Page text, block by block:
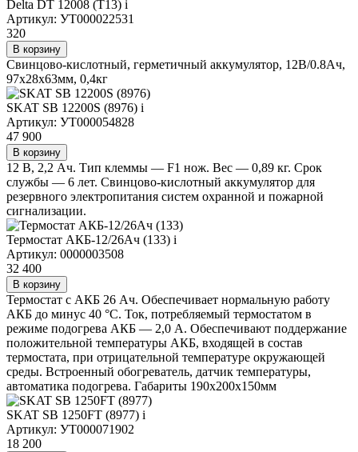
Delta DT 12008 (T13) i
Артикул: УТ000022531
320
В корзину
Свинцово-кислотный, герметичный аккумулятор, 12В/0.8Ач,
97х28х63мм, 0,4кг
SKAT SB 12200S (8976) i
Артикул: УТ000054828
47 900
В корзину
12 В, 2,2 Ач. Тип клеммы — F1 нож. Вес — 0,89 кг. Срок
службы — 6 лет. Свинцово-кислотный аккумулятор для
резервного электропитания систем охранной и пожарной
сигнализации.
Термостат АКБ-12/26Ач (133) i
Артикул: 0000003508
32 400
В корзину
Термостат с АКБ 26 Ач. Обеспечивает нормальную работу
АКБ до минус 40 °С. Ток, потребляемый термостатом в
режиме подогрева АКБ — 2,0 А. Обеспечивают поддержание
положительной температуры АКБ, входящей в состав
термостата, при отрицательной температуре окружающей
среды. Встроенный обогреватель, датчик температуры,
автоматика подогрева. Габариты 190х200х150мм
SKAT SB 1250FT (8977) i
Артикул: УТ000071902
18 200